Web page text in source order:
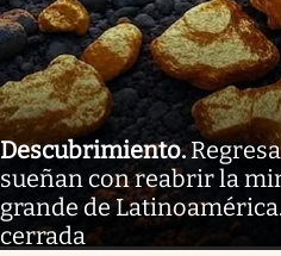
Descubrimiento.
sueñan con reabrir la
grande de
cerrada